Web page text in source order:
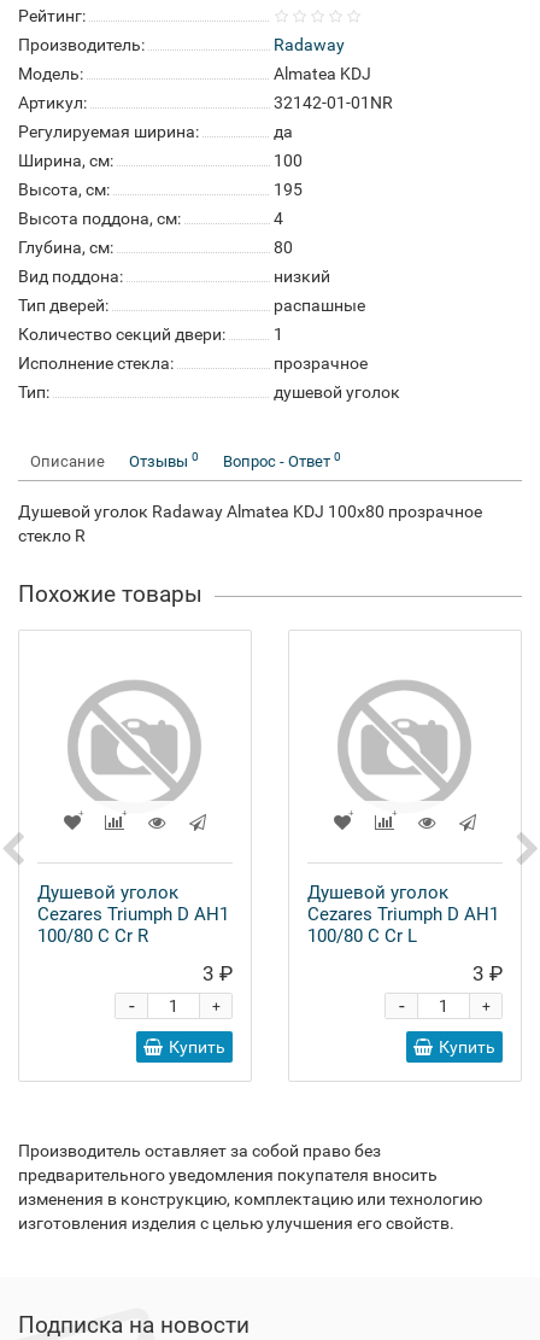
Рейтинг:
Производитель:
Radaway
Модель:
Almatea KDJ
Артикул:
32142-01-01NR
Регулируемая ширина:
да
Ширина, см:
100
Высота, см:
195
Высота поддона, см:
4
Глубина, см:
80
Вид поддона:
низкий
Тип дверей:
распашные
Количество секций двери:
1
Исполнение стекла:
прозрачное
Тип:
душевой уголок
Описание Отзывы 0 Вопрос - Ответ 0
Душевой уголок Radaway Almatea KDJ 100x80 прозрачное
стекло R
Похожие товары
Душевой уголок
Cezares Triumph D AH1
100/80 C Cr R
3 ₽
+
-
Купить
Душевой уголок
Cezares Triumph D AH1
100/80 C Cr L
3 ₽
+
-
Купить
Производитель оставляет за собой право без
предварительного уведомления покупателя вносить
изменения в конструкцию, комплектацию или технологию
изготовления изделия с целью улучшения его свойств.
Подписка на новости